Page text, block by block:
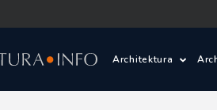
Architektura